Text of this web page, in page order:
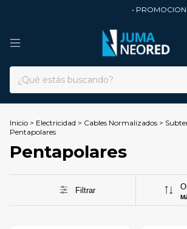
•
Inicio > Electricidad > Cables Normalizados >
Pentapolares
Pentapolares
Filtrar